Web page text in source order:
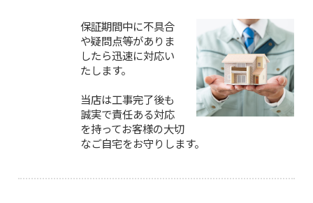
保証期間中に不具合
や疑問点等がありま
したら迅速に対応い
たします。
当店は工事完了後も
誠実で責任ある対応
を持ってお客様の大切
なご自宅をお守りします。